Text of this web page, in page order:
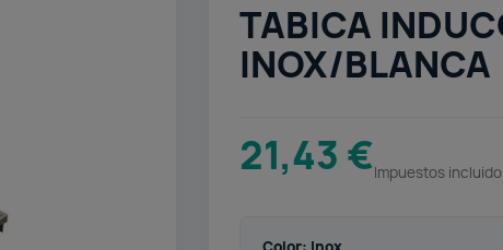
TABICA
INOX/BLANCA
21,43 €Impuestos